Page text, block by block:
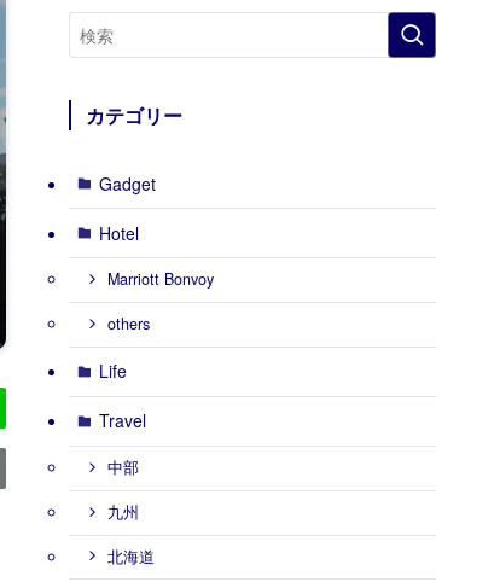
カテゴリー
Gadget
Hotel
Marriott Bonvoy
others
Life
Travel
中部
九州
北海道